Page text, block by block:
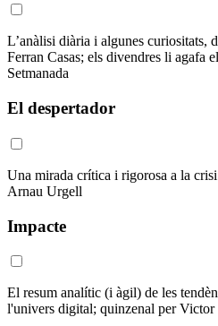
L’anàlisi diària i algunes curiositats,
Ferran Casas; els divendres li agafa
Setmanada
El despertador
Una mirada crítica i rigorosa a la
Arnau Urgell
Impacte
El resum analític (i àgil) de les
l'univers digital; quinzenal per